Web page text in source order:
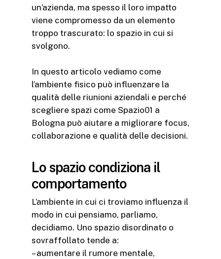
un’azienda, ma spesso il loro impatto
viene compromesso da un elemento
troppo trascurato: lo spazio in cui si
svolgono.
In questo articolo vediamo come
l’ambiente fisico può influenzare la
qualità delle riunioni aziendali e perché
scegliere spazi come Spazio01 a
Bologna può aiutare a migliorare focus,
collaborazione e qualità delle decisioni.
Lo spazio condiziona il
comportamento
L’ambiente in cui ci troviamo influenza il
modo in cui pensiamo, parliamo,
decidiamo. Uno spazio disordinato o
sovraffollato tende a:
– aumentare il rumore mentale,